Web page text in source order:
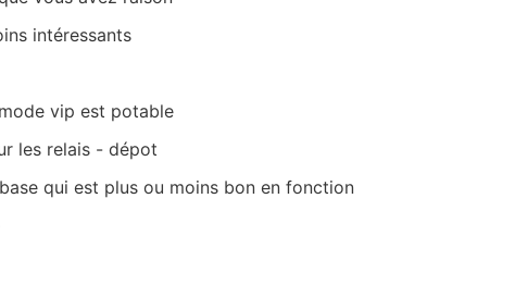
intéressants
vip est potable
les relais - dépot
qui est plus ou moins bon en fonction